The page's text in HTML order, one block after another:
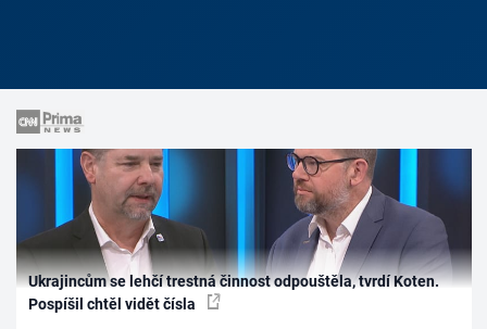
Ukrajincům se lehčí trestná činnost odpouštěla, tvrdí Koten.
Pospíšil chtěl vidět čísla